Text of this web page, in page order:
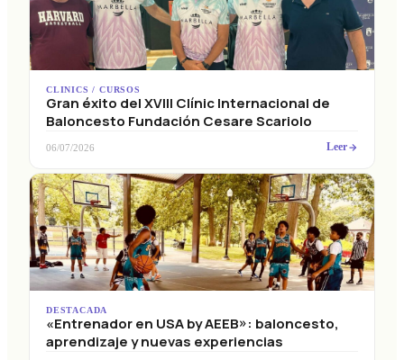
CLINICS / CURSOS
Gran éxito del XVIII Clínic Internacional de
Baloncesto Fundación Cesare Scariolo
06/07/2026 Leer
DESTACADA
«Entrenador en USA by AEEB»: baloncesto,
aprendizaje y nuevas experiencias